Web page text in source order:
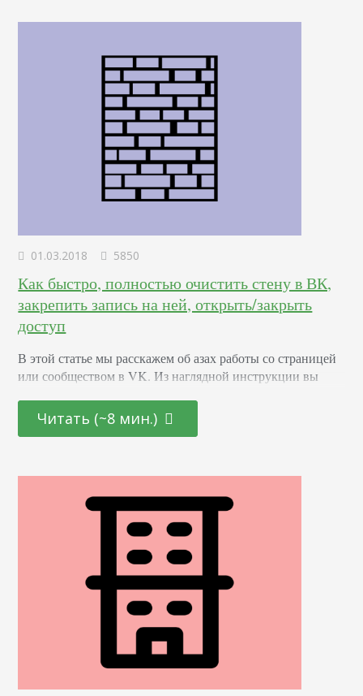
01.03.2018 5850
Как быстро, полностью очистить стену в ВК,
закрепить запись на ней, открыть/закрыть
доступ
В этой статье мы расскажем об азах работы со страницей
или сообществом в VK. Из наглядной инструкции вы
удалять их. Как добавить заметку ВКонтакте Вы можете
выкладывать ее как в своем аккаунте/группе, так и в
Читать (~8 мин.)